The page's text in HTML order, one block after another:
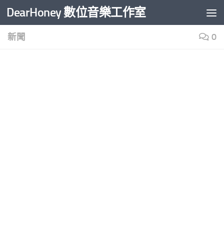
Skip to content
DearHoney 數位音樂工作室
新聞 0